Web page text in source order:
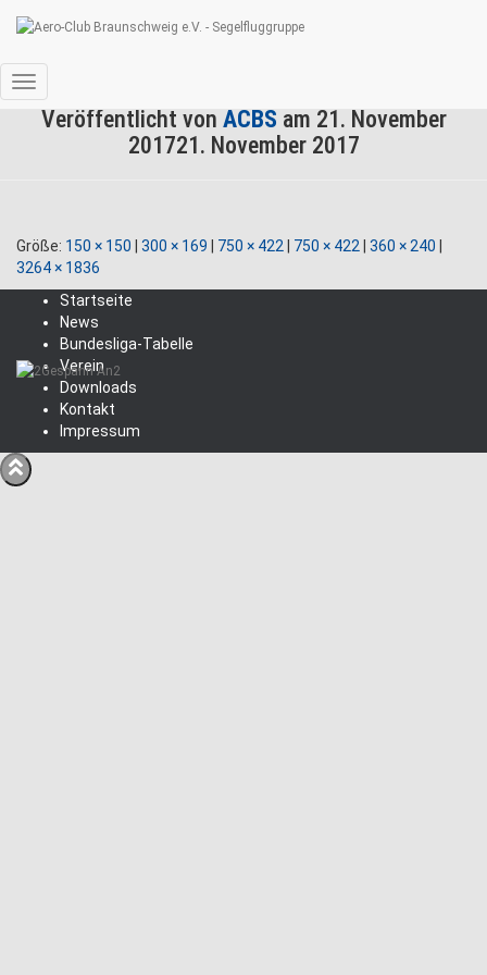
Navigation
umschalten
Veröffentlicht von ACBS am 21. November
201721. November 2017
Größe: 150 × 150 300 × 169 750 × 422 750 × 422 360 × 240
3264 × 1836
Startseite
News
Bundesliga-Tabelle
Verein
Downloads
Kontakt
Impressum